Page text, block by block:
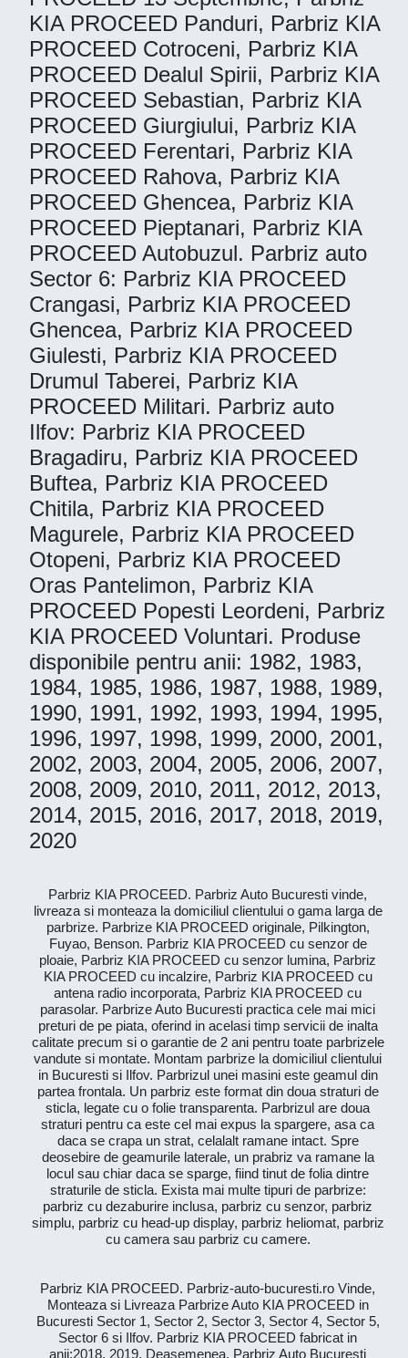
KIA PROCEED Panduri, Parbriz KIA
PROCEED Cotroceni, Parbriz KIA
PROCEED Dealul Spirii, Parbriz KIA
PROCEED Sebastian, Parbriz KIA
PROCEED Giurgiului, Parbriz KIA
PROCEED Ferentari, Parbriz KIA
PROCEED Rahova, Parbriz KIA
PROCEED Ghencea, Parbriz KIA
PROCEED Pieptanari, Parbriz KIA
PROCEED Autobuzul. Parbriz auto
Sector 6: Parbriz KIA PROCEED
Crangasi, Parbriz KIA PROCEED
Ghencea, Parbriz KIA PROCEED
Giulesti, Parbriz KIA PROCEED
Drumul Taberei, Parbriz KIA
PROCEED Militari. Parbriz auto
Ilfov: Parbriz KIA PROCEED
Bragadiru, Parbriz KIA PROCEED
Buftea, Parbriz KIA PROCEED
Chitila, Parbriz KIA PROCEED
Magurele, Parbriz KIA PROCEED
Otopeni, Parbriz KIA PROCEED
Oras Pantelimon, Parbriz KIA
PROCEED Popesti Leordeni, Parbriz
KIA PROCEED Voluntari. Produse
disponibile pentru anii: 1982, 1983,
1984, 1985, 1986, 1987, 1988, 1989,
1990, 1991, 1992, 1993, 1994, 1995,
1996, 1997, 1998, 1999, 2000, 2001,
2002, 2003, 2004, 2005, 2006, 2007,
2008, 2009, 2010, 2011, 2012, 2013,
2014, 2015, 2016, 2017, 2018, 2019,
2020
Parbriz KIA PROCEED. Parbriz Auto Bucuresti vinde,
livreaza si monteaza la domiciliul clientului o gama larga de
parbrize. Parbrize KIA PROCEED originale, Pilkington,
Fuyao, Benson. Parbriz KIA PROCEED cu senzor de
ploaie, Parbriz KIA PROCEED cu senzor lumina, Parbriz
KIA PROCEED cu incalzire, Parbriz KIA PROCEED cu
antena radio incorporata, Parbriz KIA PROCEED cu
parasolar. Parbrize Auto Bucuresti practica cele mai mici
preturi de pe piata, oferind in acelasi timp servicii de inalta
calitate precum si o garantie de 2 ani pentru toate parbrizele
vandute si montate. Montam parbrize la domiciliul clientului
in Bucuresti si Ilfov. Parbrizul unei masini este geamul din
partea frontala. Un parbriz este format din doua straturi de
sticla, legate cu o folie transparenta. Parbrizul are doua
straturi pentru ca este cel mai expus la spargere, asa ca
daca se crapa un strat, celalalt ramane intact. Spre
deosebire de geamurile laterale, un prabriz va ramane la
locul sau chiar daca se sparge, fiind tinut de folia dintre
straturile de sticla. Exista mai multe tipuri de parbrize:
parbriz cu dezaburire inclusa, parbriz cu senzor, parbriz
simplu, parbriz cu head-up display, parbriz heliomat, parbriz
cu camera sau parbriz cu camere.
Parbriz KIA PROCEED. Parbriz-auto-bucuresti.ro Vinde,
Monteaza si Livreaza Parbrize Auto KIA PROCEED in
Bucuresti Sector 1, Sector 2, Sector 3, Sector 4, Sector 5,
Sector 6 si Ilfov. Parbriz KIA PROCEED fabricat in
anii:2018, 2019, Deasemenea, Parbriz Auto Bucuresti